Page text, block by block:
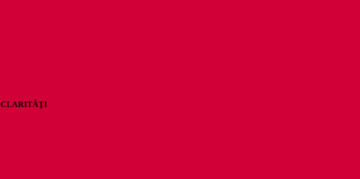
CLARITĂŢI